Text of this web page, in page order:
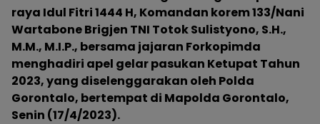
raya Idul Fitri 1444 H, Komandan korem 133/Nani
Wartabone Brigjen TNI Totok Sulistyono, S.H.,
M.M., M.I.P., bersama jajaran Forkopimda
menghadiri apel gelar pasukan Ketupat Tahun
2023, yang diselenggarakan oleh Polda
Gorontalo, bertempat di Mapolda Gorontalo,
Senin (17/4/2023).